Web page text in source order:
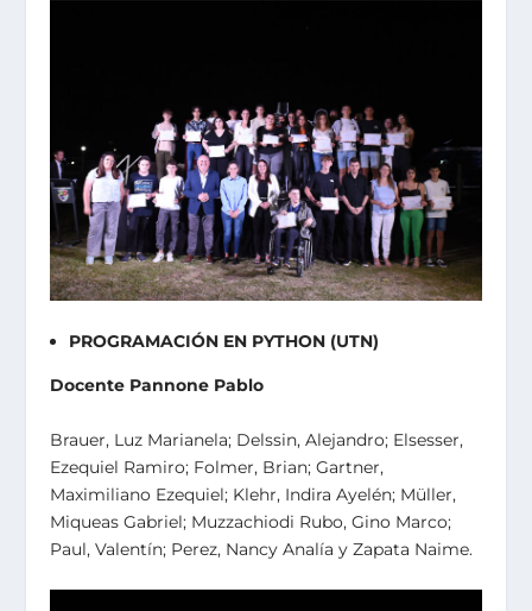
PROGRAMACIÓN EN PYTHON (UTN)
Docente Pannone Pablo
Brauer, Luz Marianela; Delssin, Alejandro; Elsesser,
Ezequiel Ramiro; Folmer, Brian; Gartner,
Maximiliano Ezequiel; Klehr, Indira Ayelén; Müller,
Miqueas Gabriel; Muzzachiodi Rubo, Gino Marco;
Paul, Valentín; Perez, Nancy Analía y Zapata Naime.